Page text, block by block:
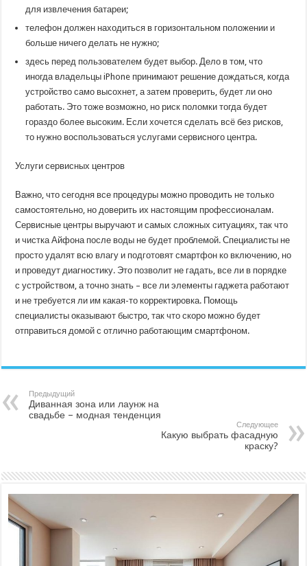
для извлечения батареи;
телефон должен находиться в горизонтальном положении и
больше ничего делать не нужно;
здесь перед пользователем будет выбор. Дело в том, что
иногда владельцы iPhone принимают решение дождаться, когда
устройство само высохнет, а затем проверить, будет ли оно
работать. Это тоже возможно, но риск поломки тогда будет
гораздо более высоким. Если хочется сделать всё без рисков,
то нужно воспользоваться услугами сервисного центра.
Услуги сервисных центров
Важно, что сегодня все процедуры можно проводить не только
самостоятельно, но доверить их настоящим профессионалам.
Сервисные центры выручают и самых сложных ситуациях, так что
и чистка Айфона после воды не будет проблемой. Специалисты не
просто удалят всю влагу и подготовят смартфон ко включению, но
и проведут диагностику. Это позволит не гадать, все ли в порядке
с устройством, а точно знать – все ли элементы гаджета работают
и не требуется ли им какая-то корректировка. Помощь
специалисты оказывают быстро, так что скоро можно будет
отправиться домой с отлично работающим смартфоном.
Предыдущий
Диванная зона или лаунж на
свадьбе – модная тенденция
Следующее
Какую выбрать фасадную
краску?